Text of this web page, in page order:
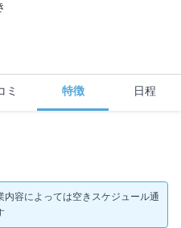
ミ 特徴 日程
容によっては空きスケジュール通